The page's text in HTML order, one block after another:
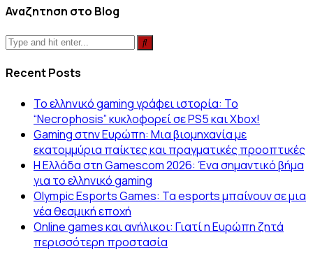
Αναζητηση στο Blog
Recent Posts
Το ελληνικό gaming γράφει ιστορία: Το
“Necrophosis” κυκλοφορεί σε PS5 και Xbox!
Gaming στην Ευρώπη: Μια βιομηχανία με
εκατομμύρια παίκτες και πραγματικές προοπτικές
Η Ελλάδα στη Gamescom 2026: Ένα σημαντικό βήμα
για το ελληνικό gaming
Olympic Esports Games: Τα esports μπαίνουν σε μια
νέα θεσμική εποχή
Online games και ανήλικοι: Γιατί η Ευρώπη ζητά
περισσότερη προστασία